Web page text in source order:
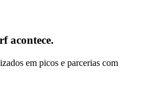
acontece.
em picos e parcerias com